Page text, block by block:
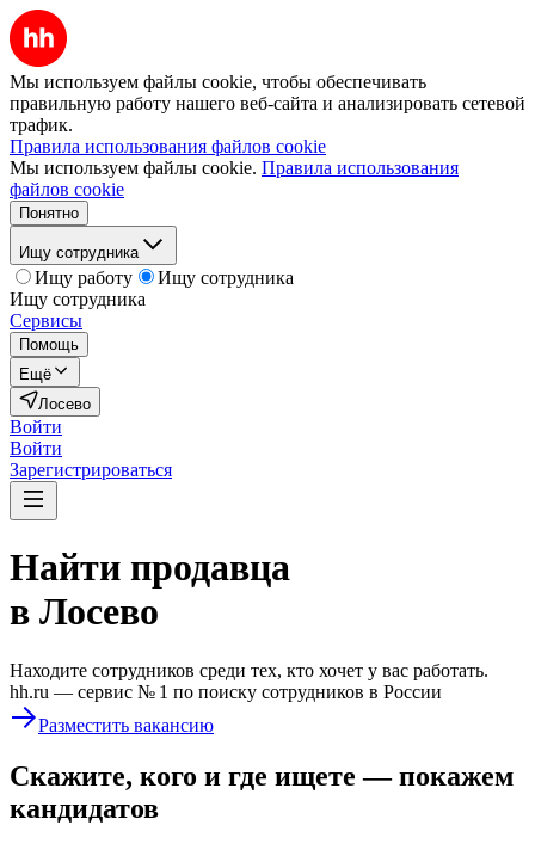
Мы используем файлы cookie, чтобы обеспечивать
правильную работу нашего веб-сайта и анализировать сетевой
трафик.
Правила использования файлов cookie
Мы используем файлы cookie. Правила использования
файлов cookie
Понятно
Ищу сотрудника
Ищу работу
Ищу сотрудника
Ищу сотрудника
Сервисы
Помощь
Ещё
Лосево
Войти
Войти
Зарегистрироваться
Найти продавца
в Лосево
Находите сотрудников среди тех, кто хочет у вас работать.
hh.ru — сервис № 1 по поиску сотрудников в России
Разместить вакансию
Скажите, кого и где ищете — покажем
кандидатов